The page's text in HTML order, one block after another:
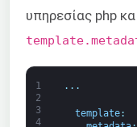
υπηρεσίας php
1
2
3
4
. . .
template: